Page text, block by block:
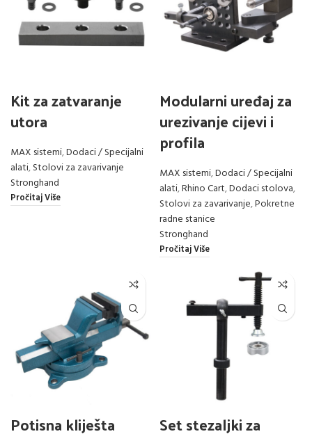
Kit za zatvaranje
utora
MAX sistemi,Dodaci / Specijalni
alati,Stolovi za zavarivanje
Stronghand
Pročitaj Više
Modularni uređaj za
urezivanje cijevi i
profila
MAX sistemi,Dodaci / Specijalni
alati,Rhino Cart,Dodaci stolova,
Stolovi za zavarivanje,Pokretne
radne stanice
Stronghand
Pročitaj Više
Potisna kliješta Set stezaljki za